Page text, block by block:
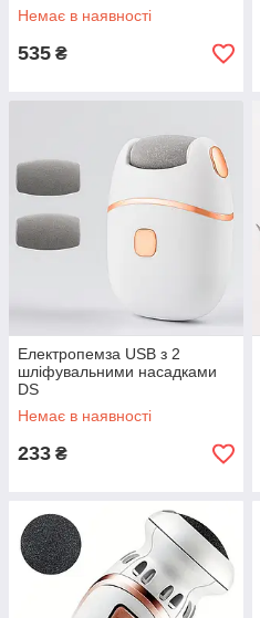
Немає в наявності
535 ₴
Електропемза USB з 2
шліфувальними насадками
DS
Немає в наявності
233 ₴